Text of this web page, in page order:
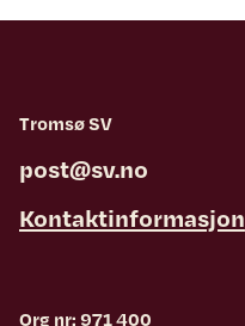
Tromsø SV
post@sv.no
Kontaktinformasjon
Org nr: 971 400